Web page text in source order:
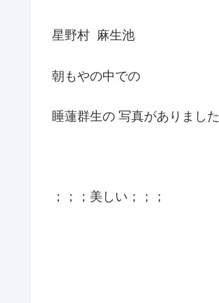
星野村 麻生池
朝もやの中での
睡蓮群生の 写真がありました
；；；美しい；；；